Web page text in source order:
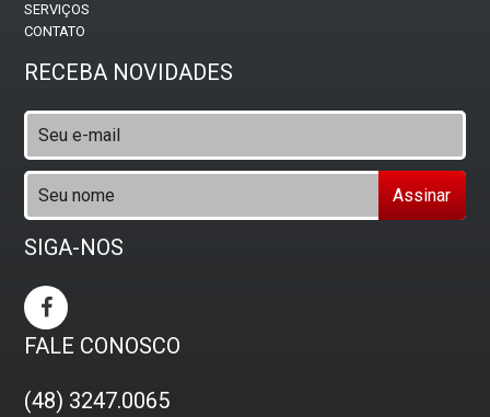
SERVIÇOS
CONTATO
RECEBA NOVIDADES
Assinar
SIGA-NOS
FALE CONOSCO
(48) 3247.0065